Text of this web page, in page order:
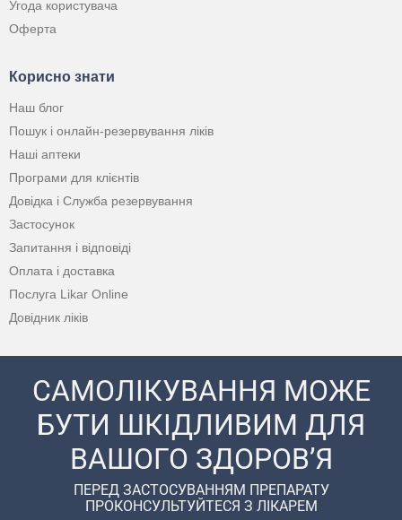
Угода користувача
Оферта
Корисно знати
Наш блог
Пошук і онлайн-резервування ліків
Наші аптеки
Програми для клієнтів
Довідка і Служба резервування
Застосунок
Запитання і відповіді
Оплата і доставка
Послуга Likar Online
Довідник ліків
САМОЛІКУВАННЯ МОЖЕ
БУТИ ШКІДЛИВИМ ДЛЯ
ВАШОГО ЗДОРОВ’Я
ПЕРЕД ЗАСТОСУВАННЯМ ПРЕПАРАТУ
ПРОКОНСУЛЬТУЙТЕСЯ З ЛІКАРЕМ